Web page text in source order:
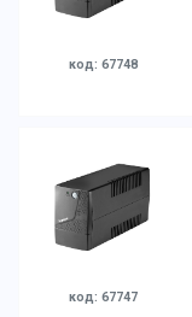
код: 67748
код: 67747